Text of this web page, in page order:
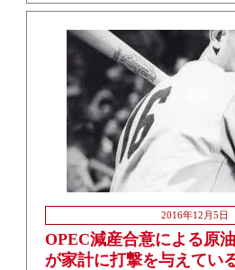
2016年12月5日
OPEC減産合意による原
が家計に打撃を与えてい